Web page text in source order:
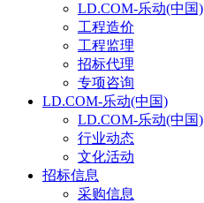
LD.COM-乐动(中国)
工程造价
工程监理
招标代理
专项咨询
LD.COM-乐动(中国)
LD.COM-乐动(中国)
行业动态
文化活动
招标信息
采购信息